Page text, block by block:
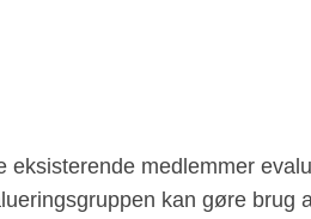
medlemmer
kan gøre brug